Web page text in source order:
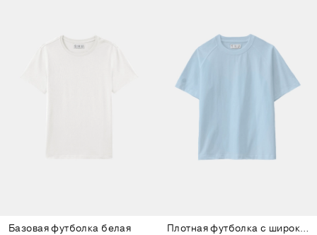
Базовая футболка белая
Плотная футболка с широким воротом серо-голубая